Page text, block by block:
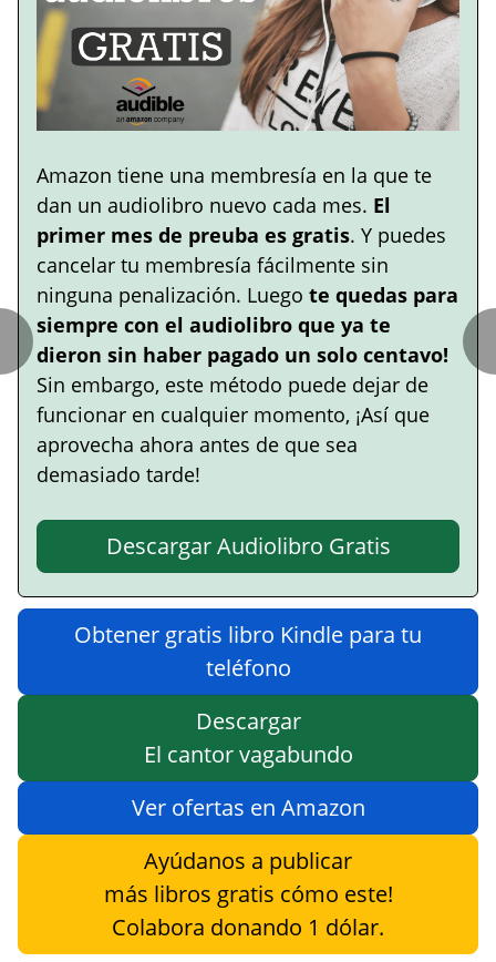
Amazon tiene una membresía en la que te
dan un audiolibro nuevo cada mes. El
primer mes de preuba es gratis. Y puedes
cancelar tu membresía fácilmente sin
ninguna penalización. Luego te quedas para
siempre con el audiolibro que ya te
dieron sin haber pagado un solo centavo!
Sin embargo, este método puede dejar de
funcionar en cualquier momento, ¡Así que
aprovecha ahora antes de que sea
demasiado tarde!
Descargar Audiolibro Gratis
Obtener gratis libro Kindle para tu
teléfono
Descargar
El cantor vagabundo
Ver ofertas en Amazon
Ayúdanos a publicar
más libros gratis cómo este!
Colabora donando 1 dólar.